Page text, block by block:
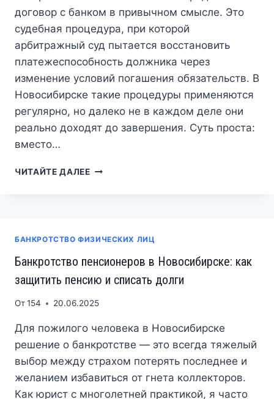
договор с банком в привычном смысле. Это
судебная процедура, при которой
арбитражный суд пытается восстановить
платежеспособность должника через
изменение условий погашения обязательств. В
Новосибирске такие процедуры применяются
регулярно, но далеко не в каждом деле они
реально доходят до завершения. Суть проста:
вместо…
ЧИТАЙТЕ ДАЛЕЕРЕСТРУКТУРИЗАЦИЯ
ПЕРЕСОБИРАЕТ
ОБЯЗАТЕЛЬСТВА
КОМУ
БАНКРОТСТВО ФИЗИЧЕСКИХ ЛИЦ
Банкротство пенсионеров в Новосибирске: как
защитить пенсию и списать долги
От154 20.06.2025
Для пожилого человека в Новосибирске
решение о банкротстве — это всегда тяжелый
выбор между страхом потерять последнее и
желанием избавиться от гнета коллекторов.
Как юрист с многолетней практикой, я часто